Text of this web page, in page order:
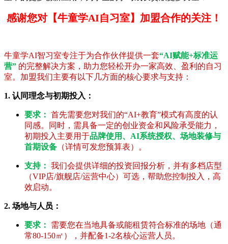
感谢您对【牛童学AI自习室】加盟合作的关注！
牛童学AI智习室专注于为合作伙伴提供一套“AI赋能+标准运
营” 的完整解决方案，助力您轻松开办一家高效、盈利的自习
室。加盟我们主要有以下几方面的核心要求与支持：
1. 认同理念与初期投入：
要求： 首先需要您对我们的“AI+教育”模式有高度的认
同感。同时，需具备一定的创业资金和风险承受能力，
初期投入主要用于品牌使用、AI系统授权、场地装修与
首期设备 （详情可发您预算表）。
支持： 我们会提供详细的投资回报分析，并有多档店型
（VIP店/旗舰店/运营中心）可选，帮助您控制投入，高
效启动。
2. 场地与人员：
要求：
需要您在当地具备或能租赁符合标准的场地（通
常80-150㎡），并配备1-2名核心运营人员。